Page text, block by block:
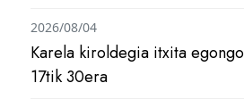
Karela kiroldegia itxita
17tik 30era
2026/08/04